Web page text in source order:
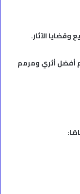
الآثار.
أفضل أثري ومرمم